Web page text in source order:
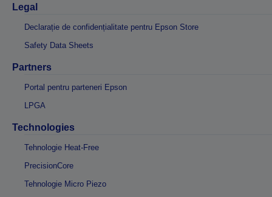
Legal
Declarație de confidențialitate pentru Epson Store
Safety Data Sheets
Partners
Portal pentru parteneri Epson
LPGA
Technologies
Tehnologie Heat-Free
PrecisionCore
Tehnologie Micro Piezo